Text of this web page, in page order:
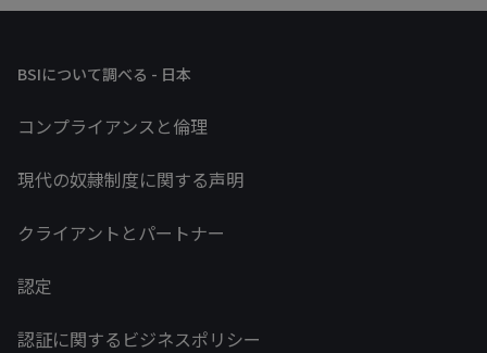
BSIについて調べる - 日本
コンプライアンスと倫理
現代の奴隷制度に関する声明
クライアントとパートナー
認定
認証に関するビジネスポリシー